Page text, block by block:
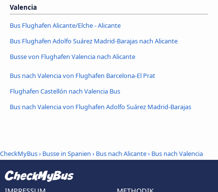
Valencia
Bus Flughafen Alicante/Elche - Alicante
Bus Flughafen Adolfo Suárez Madrid-Barajas nach Alicante
Busse von Flughafen Valencia nach Alicante
Bus nach Valencia von Flughafen Barcelona-El Prat
Flughafen Castellón nach Valencia Bus
Bus nach Valencia von Flughafen Adolfo Suárez Madrid-Barajas
CheckMyBus› Busse in Spanien › Bus nach Alicante› Bus nach Valencia